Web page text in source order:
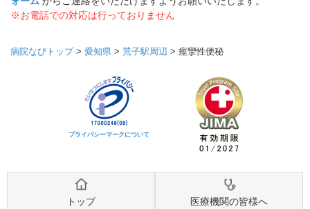
※お電話での対応は行っておりません
病院なびトップ> 愛知県 > 荒子駅周辺 > 痙攣性便秘
プライバシーマークについて
トップ 医療機関の皆様へ